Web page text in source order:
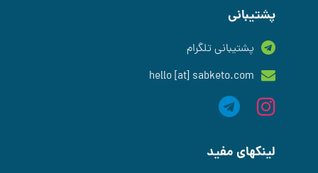
پشتیبانی
پشتیبانی تلگرام
hello [at] sabketo.com
لینکهای مفید